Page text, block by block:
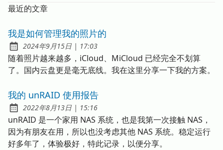
最近的文章
我是如何管理我的照片的
发布于
2024年9月15日 | at
17:03
随着照片越来越多，iCloud、MiCloud 已经完全不划算
了。国内云盘更是毫无底线。我在这里分享一下我的方案。
我的 unRAID 使用报告
发布于
2022年8月13日 | at
15:16
unRAID 是一个家用 NAS 系统，也是我第一次接触 NAS，
因为有朋友在用，所以也没考虑其他 NAS 系统。稳定运行
好多年了，体验极好，特此记录，以便分享。